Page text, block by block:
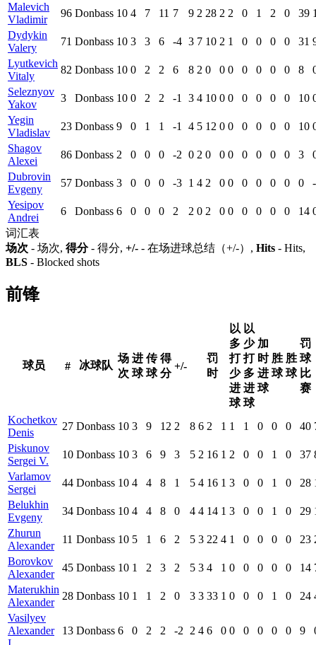
Malevich
Vladimir
96 Donbass 10 4 7 11 7 9 2 28 2 2 0 1 2 0 39
Dydykin
Valery
71 Donbass 10 3 3 6 -4 3 7 10 2 1 0 0 0 0 31
Lyutkevich
Vitaly
82 Donbass 10 0 2 2 6 8 2 0 0 0 0 0 0 0 8
Seleznyov
Yakov
3 Donbass 10 0 2 2 -1 3 4 10 0 0 0 0 0 0 10
Yegin
Vladislav
23 Donbass 9 0 1 1 -1 4 5 12 0 0 0 0 0 0 10
Shagov
Alexei
86 Donbass 2 0 0 0 -2 0 2 0 0 0 0 0 0 0 3
Dubrovin
Evgeny
57 Donbass 3 0 0 0 -3 1 4 2 0 0 0 0 0 0 0
-
Yesipov
Andrei
6 Donbass 6 0 0 0 2 2 0 2 0 0 0 0 0 0 14
词汇表
场次 - 场次, 得分- 得分, +/- - 在场进球总结（+/-）, Hits - Hits,
BLS - Blocked shots
前锋
球员 # 冰球队
场
次
进
球
传
球
得
分
+/-
罚
时
以
多
打
少
进
球
以
少
打
多
进
球
加
时
进
球
胜
球
胜
球
罚
球
比
赛
Kochetkov
Denis
27 Donbass 10 3 9 12 2 8 6 2 1 1 1 0 0 0 40
Piskunov
Sergei V.
10 Donbass 10 3 6 9 3 5 2 16 1 2 0 0 1 0 37
Varlamov
Sergei
44 Donbass 10 4 4 8 1 5 4 16 1 3 0 0 1 0 28
Belukhin
Evgeny
34 Donbass 10 4 4 8 0 4 4 14 1 3 0 0 1 0 29
Zhurun
Alexander
11 Donbass 10 5 1 6 2 5 3 22 4 1 0 0 0 0 23
Borovkov
Alexander
45 Donbass 10 1 2 3 2 5 3 4 1 0 0 0 0 0 14
Materukhin
Alexander
28 Donbass 10 1 1 2 0 3 3 33 1 0 0 0 1 0 24
Vasilyev
Alexander
13 Donbass 6 0 2 2 -2 2 4 6 0 0 0 0 0 0 9